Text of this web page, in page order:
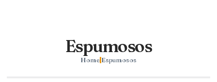
Espumosos
Home Espumosos